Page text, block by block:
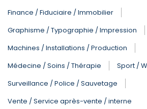
Finance / Fiduciaire / Immobilier
Graphisme / Typographie / Impression
Machines / Installations / Production
Médecine / Soins / Thérapie
Sport /
Surveillance / Police / Sauvetage
Vente / Service après-vente / interne